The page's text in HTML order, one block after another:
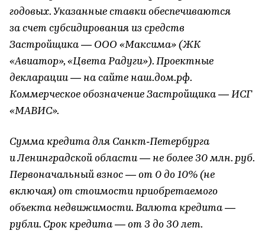
годовых. Указанные ставки обеспечиваются
за счет субсидирования из средств
Застройщика — ООО «Максима» (ЖК
«Авиатор», «Цвета Радуги»). Проектные
декларации — на сайте наш.дом.рф.
Коммерческое обозначение Застройщика — ИСГ
«МАВИС».
Сумма кредита для Санкт‐Петербурга
и Ленинградской области — не более 30 млн. руб.
Первоначальный взнос — от 0 до 10% (не
включая) от стоимости приобретаемого
объекта недвижимости. Валюта кредита —
рубли. Срок кредита — от 3 до 30 лет.